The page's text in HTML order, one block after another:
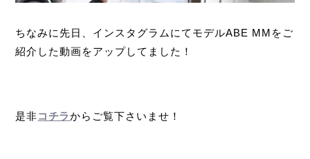
ちなみに先日、インスタグラムにてモデルABE MMをご
紹介した動画をアップしてました！
是非コチラからご覧下さいませ！